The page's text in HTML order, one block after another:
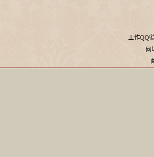
工作QQ\
网